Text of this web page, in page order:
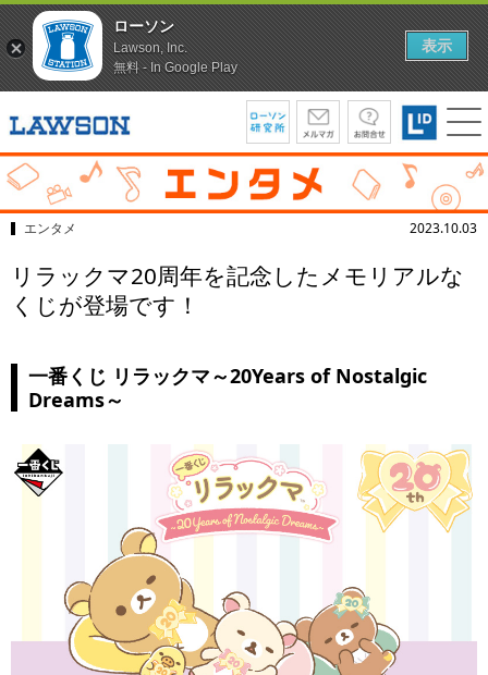
エンタメ 2023.10.03
リラックマ20周年を記念したメモリアルな
くじが登場です！
一番くじ リラックマ～20Years of Nostalgic
Dreams～
ローソン
Lawson, Inc.
無料 - In Google Play
表示